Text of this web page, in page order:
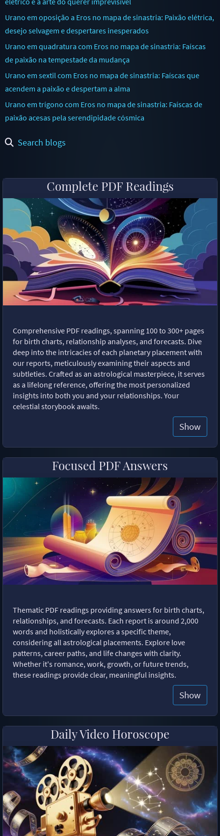
Urano em oposição a Eros no mapa de sinastria: Paixão elétrica,
desejo selvagem e despertares inesperados
Urano em quadratura com Eros no mapa de sinastria: Faíscas
de paixão na tempestade da mudança
Urano em sextil com Eros no mapa de sinastria: Faíscas que
acendem a paixão e despertam a alma
Urano em trígono com Eros no mapa de sinastria: Faíscas de
paixão acesas pela serendipidade cósmica
Search blogs
Complete PDF Readings
Comprehensive PDF readings, spanning 100 to 300+ pages
for birth charts, relationship analyses, and forecasts. Dive
deep into the intricacies of each planetary placement with
our reports, meticulously examining their aspects and
subtleties. Crafted as an astrological masterpiece, it serves
as a lifelong reference, offering the most personalized
insights into both you and your relationships. Your
celestial storybook awaits.
Show
Focused PDF Answers
Thematic PDF readings providing answers for birth charts,
relationships, and forecasts. Each report is around 2,000
words and holistically explores a specific theme,
considering all astrological placements. Explore love
patterns, career paths, and life changes with clarity.
Whether it's romance, work, growth, or future trends,
these readings provide clear, meaningful insights.
Show
Daily Video Horoscope